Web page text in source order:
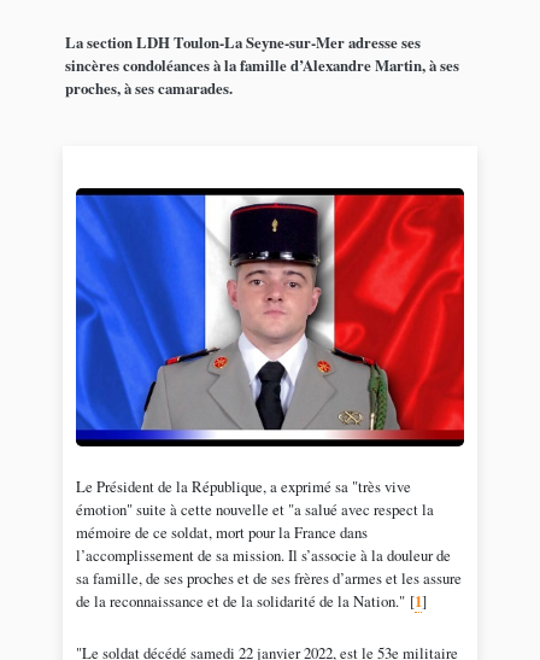
La section LDH Toulon-La Seyne-sur-Mer adresse ses
sincères condoléances à la famille d’Alexandre Martin, à ses
proches, à ses camarades.
Le Président de la République, a exprimé sa "très vive
émotion" suite à cette nouvelle et "a salué avec respect la
mémoire de ce soldat, mort pour la France dans
l’accomplissement de sa mission. Il s’associe à la douleur de
sa famille, de ses proches et de ses frères d’armes et les assure
de la reconnaissance et de la solidarité de la Nation."[1]
"Le soldat décédé samedi 22 janvier 2022, est le 53e militaire